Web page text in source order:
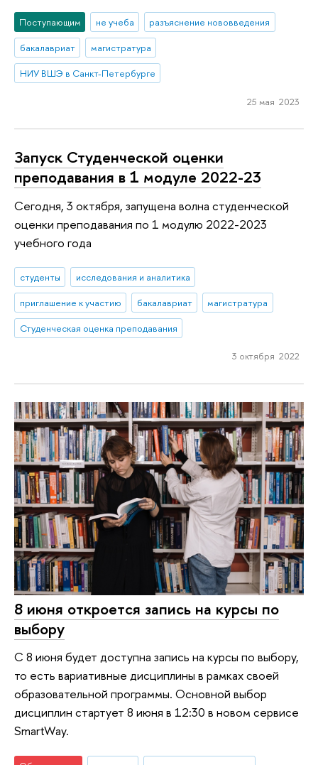
Поступающим не учеба
разъяснение нововведения
бакалавриат
магистратура
НИУ ВШЭ в Санкт-Петербурге
25 мая 2023
Запуск Студенческой оценки
преподавания в 1 модуле 2022-23
Сегодня, 3 октября, запущена волна студенческой
оценки преподавания по 1 модулю 2022-2023
учебного года
студенты
исследования и аналитика
приглашение к участию
бакалавриат
магистратура
Студенческая оценка преподавания
3 октября 2022
8 июня откроется запись на курсы по
выбору
С 8 июня будет доступна запись на курсы по выбору,
то есть вариативные дисциплины в рамках своей
образовательной программы. Основной выбор
дисциплин стартует 8 июня в 12:30 в новом сервисе
SmartWay.